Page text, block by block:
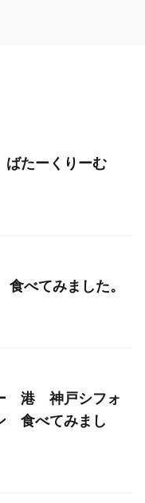
たーくりーむ
べてみました。
港 神戸シフォ
食べてみまし